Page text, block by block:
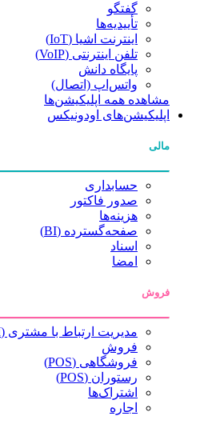
گفتگو
تأییدیه‌ها
اینترنت اشیا (IoT)
تلفن اینترنتی (VoIP)
پایگاه دانش
واتس‌اپ (اتصال)
مشاهده همه اپلیکیشن‌ها
اپلیکیشن‌های اودونیکس
مالی
حسابداری
صدور فاکتور
هزینه‌ها
صفحه‌گسترده (BI)
اسناد
امضا
فروش
مدیریت ارتباط با مشتری (CRM)
فروش
فروشگاهی (POS)
رستوران (POS)
اشتراک‌ها
اجاره